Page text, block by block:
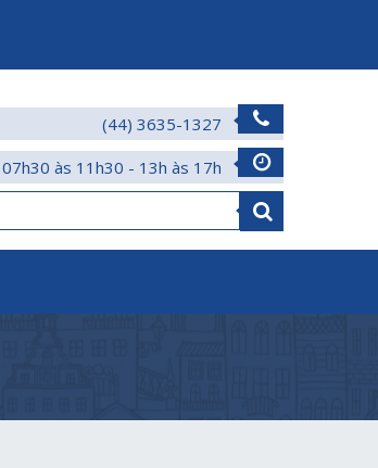
(44) 3635-1327
às 11h30 - 13h às 17h